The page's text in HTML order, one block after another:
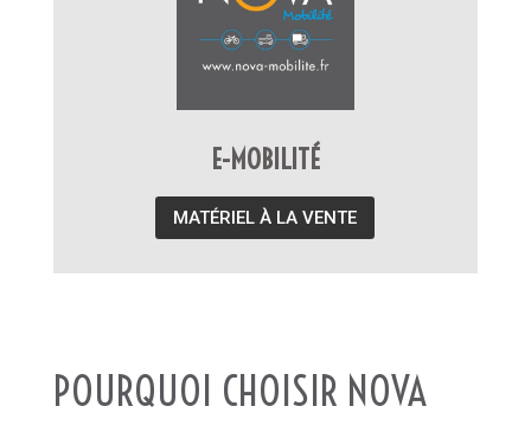
E-MOBILITÉ
MATÉRIEL À LA VENTE
POURQUOI CHOISIR NOVA